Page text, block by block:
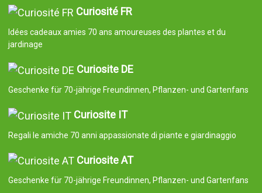
Curiosité FR
Idées cadeaux amies 70 ans amoureuses des plantes et du
jardinage
Curiosite DE
Geschenke für 70-jährige Freundinnen, Pflanzen- und Gartenfans
Curiosite IT
Regali le amiche 70 anni appassionate di piante e giardinaggio
Curiosite AT
Geschenke für 70-jährige Freundinnen, Pflanzen- und Gartenfans